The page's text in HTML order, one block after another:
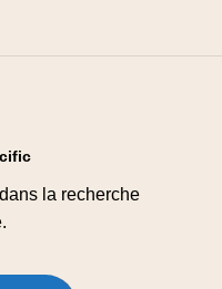
la recherche